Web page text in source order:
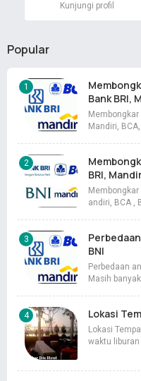
Kunjungi profil
Popular
Bank BRI,
Mandiri,
BRI,
andiri, BCA ,
BNI
Perbedaan
Masih
Lokasi
Lokasi
waktu